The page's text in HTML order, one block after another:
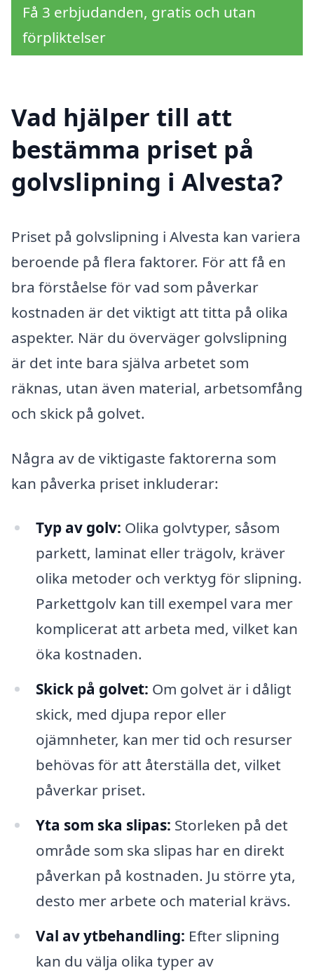
Få 3 erbjudanden, gratis och utan
förpliktelser
Vad hjälper till att
bestämma priset på
golvslipning i Alvesta?
Priset på golvslipning i Alvesta kan variera
beroende på flera faktorer. För att få en
bra förståelse för vad som påverkar
kostnaden är det viktigt att titta på olika
aspekter. När du överväger golvslipning
är det inte bara själva arbetet som
räknas, utan även material, arbetsomfång
och skick på golvet.
Några av de viktigaste faktorerna som
kan påverka priset inkluderar:
Typ av golv: Olika golvtyper, såsom
parkett, laminat eller trägolv, kräver
olika metoder och verktyg för slipning.
Parkettgolv kan till exempel vara mer
komplicerat att arbeta med, vilket kan
öka kostnaden.
Skick på golvet: Om golvet är i dåligt
skick, med djupa repor eller
ojämnheter, kan mer tid och resurser
behövas för att återställa det, vilket
påverkar priset.
Yta som ska slipas: Storleken på det
område som ska slipas har en direkt
påverkan på kostnaden. Ju större yta,
desto mer arbete och material krävs.
Val av ytbehandling: Efter slipning
kan du välja olika typer av